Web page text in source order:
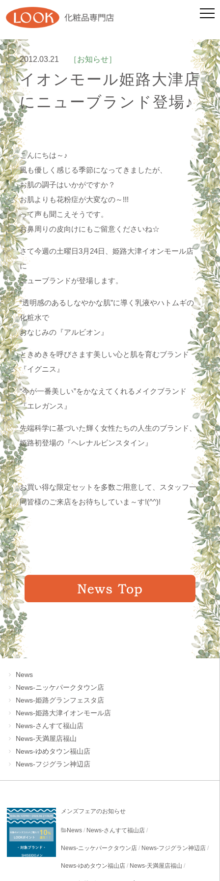
2012.03.21 ［お知らせ］
イオンモール姫路大津店
にニューブランド登場♪
こんにちは～♪
風も優しく感じる季節になってきましたが、
お肌の調子はいかがですか？
お肌よりも花粉症が大変なの～!!!
って声も聞こえそうです。
お鼻周りの皮向けにもご留意くださいね☆
さて今週の土曜日3月24日、姫路大津イオンモール店
に
ニューブランドが登場します。
“透明感のあるしなやかな肌”に導く乳液やハトムギの
化粧水で
おなじみの『アルビオン』
ときめきを呼びさます美しい心と肌を育むブランド
『イグニス』
“今が一番美しい”をかなえてくれるメイクブランド
『エレガンス』
先端科学に基づいた輝く女性たちの人生のブランド、
姫路初登場の『ヘレナルビンスタイン』
お買い得な限定セットを多数ご用意して、スタッフ一
同皆様のご来店をお待ちしていま～す!(^^)!
News
News-ニッケパークタウン店
News-姫路グランフェスタ店
News-姫路大津イオンモール店
News-さんすて福山店
News-天満屋店福山
News-ゆめタウン福山店
News-フジグラン神辺店
メンズフェアのお知らせ
News / News-さんすて福山店 /
News-ニッケパークタウン店 / News-フジグラン神辺店 /
News-ゆめタウン福山店 / News-天満屋店福山 /